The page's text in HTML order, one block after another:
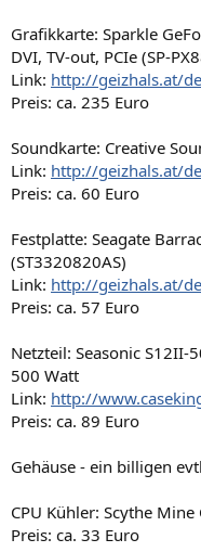
Grafikkarte: Sparkle
DVI, TV-out, PCIe (SP-
Link: http://geizhals.at/
Preis: ca. 235 Euro
Soundkarte: Creative
Link: http://geizhals.at/
Preis: ca. 60 Euro
Festplatte: Seagate
(ST3320820AS)
Link: http://geizhals.at/
Preis: ca. 57 Euro
Netzteil: Seasonic S12II-
500 Watt
Link: http://
Preis: ca. 89 Euro
Gehäuse - ein billigen
CPU Kühler: Scythe Mine
Preis: ca. 33 Euro